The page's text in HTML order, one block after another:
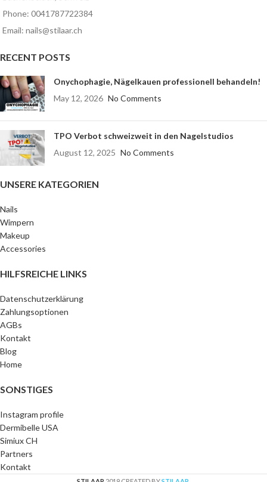
Phone: 0041787722384
Email: nails@stilaar.ch
RECENT POSTS
Onychophagie, Nägelkauen professionell behandeln!
May 12, 2026 No Comments
TPO Verbot schweizweit in den Nagelstudios
August 12, 2025 No Comments
UNSERE KATEGORIEN
Nails
Wimpern
Makeup
Accessories
HILFSREICHE LINKS
Datenschutzerklärung
Zahlungsoptionen
AGBs
Kontakt
Blog
Home
SONSTIGES
Instagram profile
Dermibelle USA
Simiux CH
Partners
Kontakt